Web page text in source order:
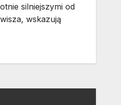
silniejszymi od
wskazują